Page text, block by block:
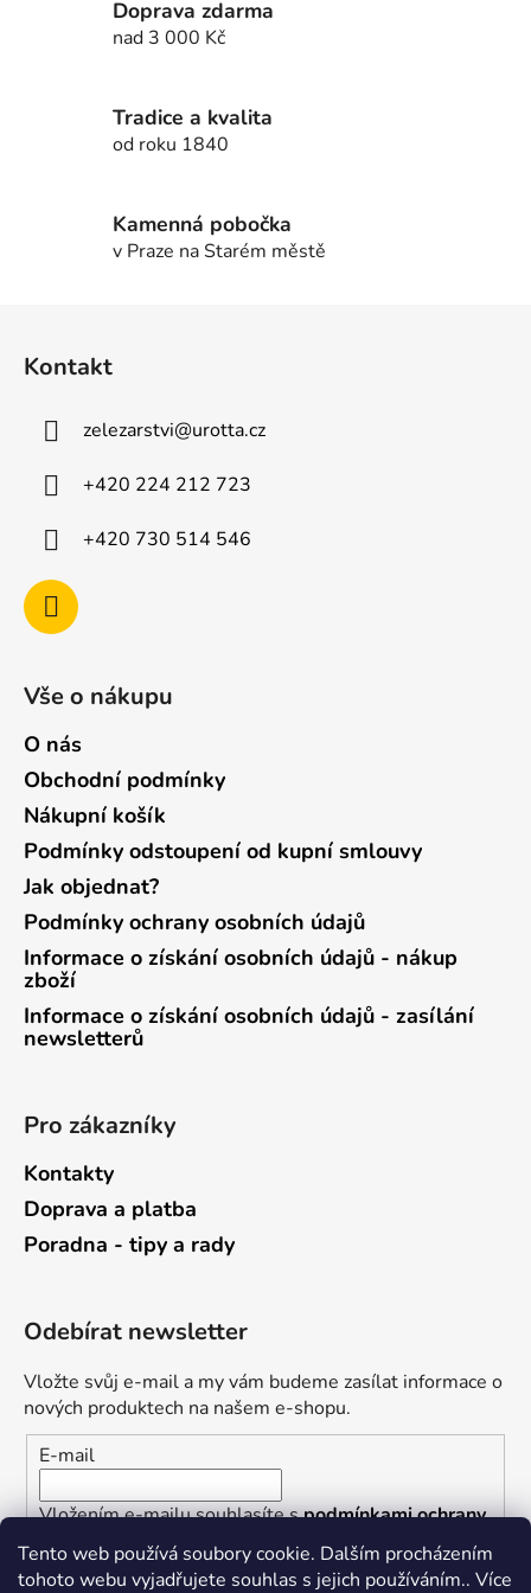
Tento web používá soubory cookie. Dalším procházením
tohoto webu vyjadřujete souhlas s jejich používáním.. Více
í
k
ý
p
i
í
Doprava zdarma
nad 3 000 Kč
Tradice a kvalita
od roku 1840
Kamenná pobočka
v Praze na Starém městě
Kontakt
zelezarstvi@urotta.cz
+420 224 212 723
+420 730 514 546
Vše o nákupu
O nás
Obchodní podmínky
Nákupní košík
Podmínky odstoupení od kupní smlouvy
Jak objednat?
Podmínky ochrany osobních údajů
Informace o získání osobních údajů - nákup
zboží
Informace o získání osobních údajů - zasílání
newsletterů
Pro zákazníky
Kontakty
Doprava a platba
Poradna - tipy a rady
Odebírat newsletter
Vložte svůj e-mail a my vám budeme zasílat informace o
nových produktech na našem e-shopu.
E-mail
Vložením e-mailu souhlasíte spodmínkami ochrany
osobních údajů